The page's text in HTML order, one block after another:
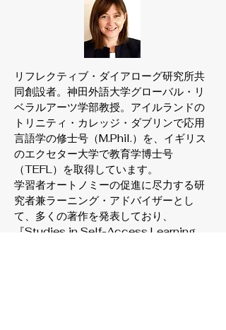
リフレクティブ・ダイアローグ研究所共
同創設者。神田外語大学グローバル・リ
ベラルアーツ学部教授。アイルランドの
トリニティ・カレッジ・ダブリンで応用
言語学の修士号（M.Phil.）を、イギリス
のエクセター大学で教育学博士号
（TEFL）を取得しています。
学習者オートノミーの促進に尽力する研
究者兼ラーニング・アドバイザーとし
て、多くの著作を発表しており、
『Studies in Self-Access Learning